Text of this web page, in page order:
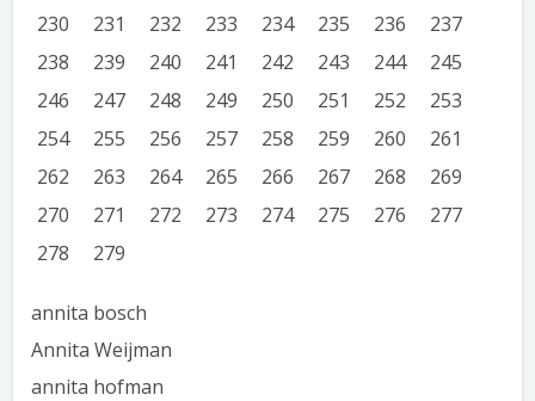
230
231 232 233 234 235 236
237
238
239 240 241 242 243 244
245
246
247 248 249 250 251 252
253
254
255 256 257 258 259 260
261
262
263 264 265 266 267 268
269
270
271 272 273 274 275 276
277
278
279
annita bosch
Annita Weijman
annita hofman